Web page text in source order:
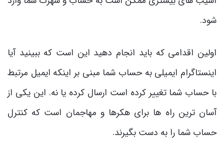
شود.
اولین اقدامی که باید انجام دهید این است که ببینید آیا
اینستاگرام ایمیلی به حساب شما مبنی بر اینکه ایمیل مرتبط
با حساب شما تغییر کرده است ارسال کرده یا نه. این یکی از
آسان ترین راه ها برای هکرها و مهاجمان است که کنترل
حساب شما را به دست بگیرند.